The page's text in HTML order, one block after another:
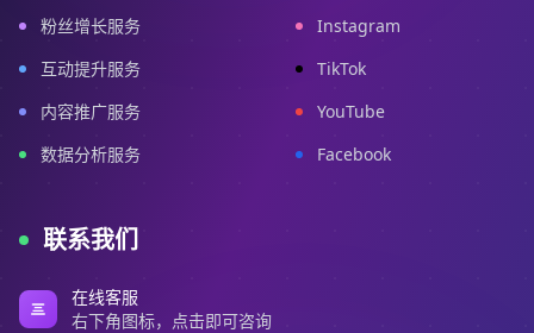
粉丝增长服务
互动提升服务
内容推广服务
数据分析服务
Instagram
TikTok
YouTube
Facebook
联系我们
在线客服
右下角图标，点击即可咨询